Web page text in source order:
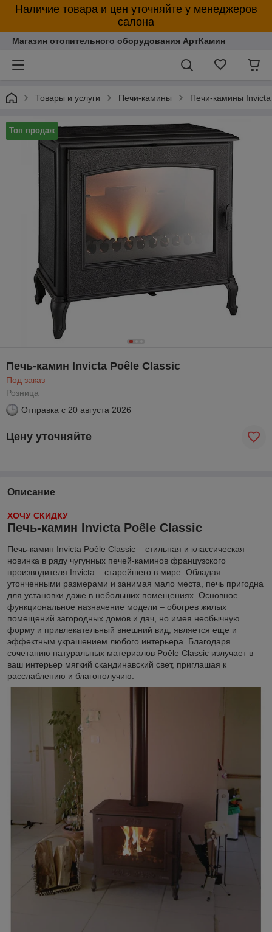
Наличие товара и цен уточняйте у менеджеров
салона
Магазин отопительного оборудования АртКамин
Товары и услуги Печи-камины Печи-камины
Топ продаж
Печь-камин Invicta Poêle Classic
Под заказ
Розница
Отправка с 20 августа 2026
Цену уточняйте
Описание
ХОЧУ СКИДКУ
Печь-камин Invicta Poêle Classic
Печь-камин Invicta Poêle Classic – стильная и классическая
новинка в ряду чугунных печей-каминов французского
производителя Invicta – старейшего в мире. Обладая
утонченными размерами и занимая мало места, печь пригодна
для установки даже в небольших помещениях. Основное
функциональное назначение модели – обогрев жилых
помещений загородных домов и дач, но имея необычную
форму и привлекательный внешний вид, является еще и
эффектным украшением любого интерьера. Благодаря
сочетанию натуральных материалов Poêle Classic излучает в
ваш интерьер мягкий скандинавский свет, приглашая к
расслаблению и благополучию.